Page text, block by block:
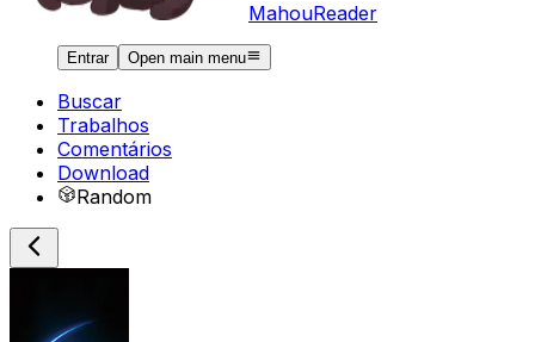
MahouReader
Entrar Open main menu
Buscar
Trabalhos
Comentários
Download
Random